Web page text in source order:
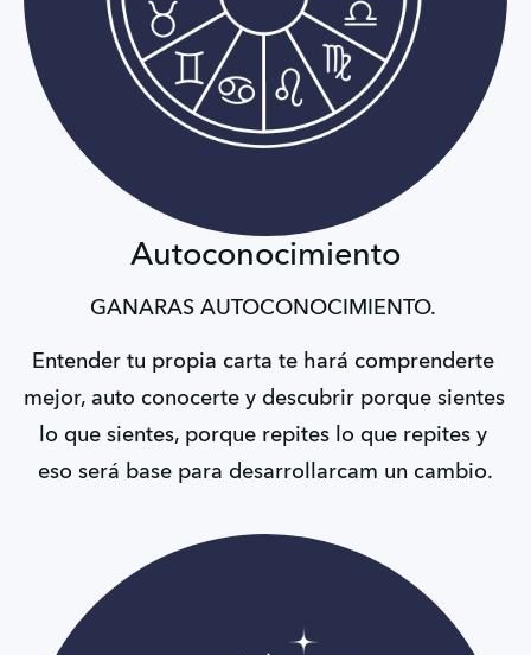
Autoconocimiento
GANARAS AUTOCONOCIMIENTO.
Entender tu propia carta te hará comprenderte
mejor, auto conocerte y descubrir porque sientes
lo que sientes, porque repites lo que repites y
eso será base para desarrollarcam un cambio.